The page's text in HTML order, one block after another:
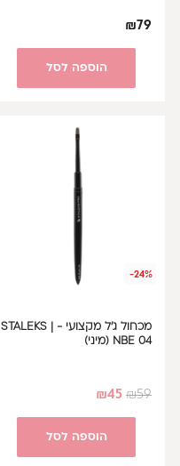
₪79
הוספה לסל
-24%
מכחול ג'ל מקצועי - STALEKS |
NBE 04 (מיני)
₪59
₪45
הוספה לסל